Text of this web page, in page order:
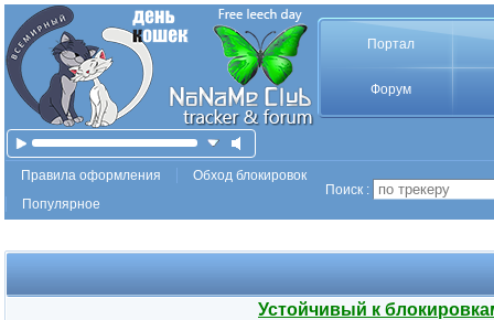
Портал
Форум
Правила оформления
Обход блокировок
Популярное
Поиск :
Устойчивый к